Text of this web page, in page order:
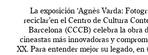
La exposición ‘Agnès Varda:
reciclar’en el Centro de Cultura
Barcelona (CCCB) celebra la obra
cineastas más innovadoras y
XX. Para entender mejor su legado,